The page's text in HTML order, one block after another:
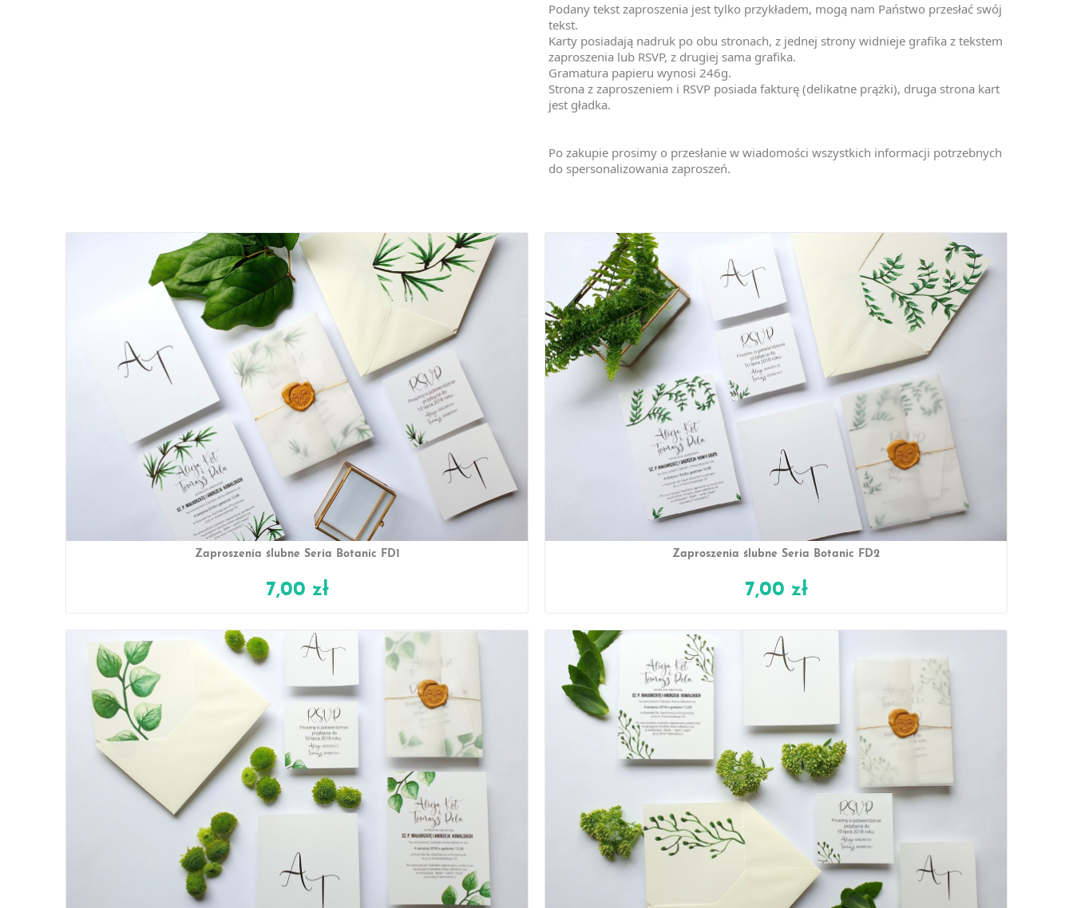
Podany tekst zaproszenia jest tylko przykładem, mogą nam Państwo przesłać swój
tekst.
Karty posiadają nadruk po obu stronach, z jednej strony widnieje grafika z tekstem
zaproszenia lub RSVP, z drugiej sama grafika.
Gramatura papieru wynosi 246g.
Strona z zaproszeniem i RSVP posiada fakturę (delikatne prążki), druga strona kart
jest gładka.
Po zakupie prosimy o przesłanie w wiadomości wszystkich informacji potrzebnych
do spersonalizowania zaproszeń.
Zaproszenia ślubne Seria Botanic FD1
7,00 zł
Zaproszenia ślubne Seria Botanic FD2
7,00 zł